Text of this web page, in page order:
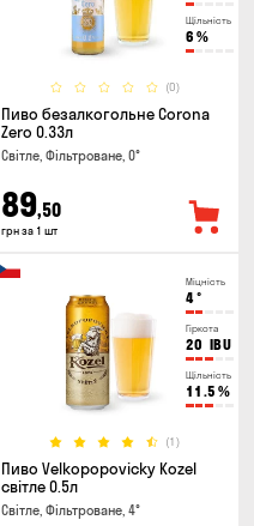
Щільність
6 %
(0)
Пиво безалкогольне Corona
Zero 0.33л
Світле, Фільтроване, 0°
89,50
грн за 1 шт
Міцність
4°
Гіркота
20 IBU
Щільність
11.5 %
(1)
Пиво Velkopopovicky Kozel
світле 0.5л
Світле, Фільтроване, 4°